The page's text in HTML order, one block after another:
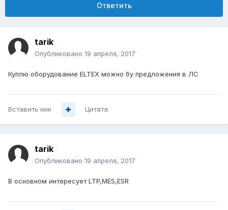
Ответить
tarik
Опубликовано 19 апреля, 2017
Куплю оборудование ELTEX можно бу предложения в ЛС
Вставить ник Цитата
tarik
Опубликовано 19 апреля, 2017
В основном интересует LTP,MES,ESR